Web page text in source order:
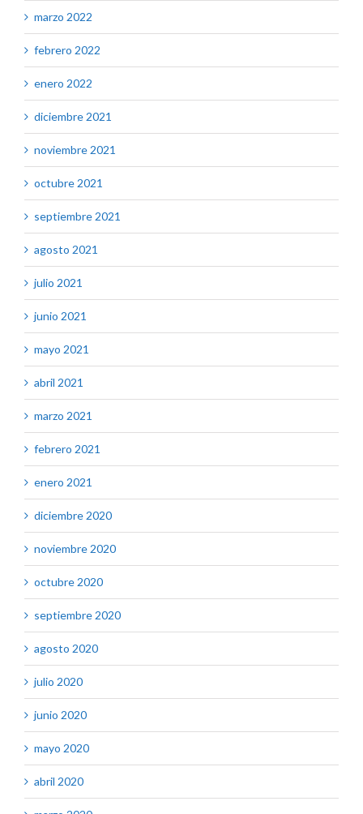
marzo 2022
febrero 2022
enero 2022
diciembre 2021
noviembre 2021
octubre 2021
septiembre 2021
agosto 2021
julio 2021
junio 2021
mayo 2021
abril 2021
marzo 2021
febrero 2021
enero 2021
diciembre 2020
noviembre 2020
octubre 2020
septiembre 2020
agosto 2020
julio 2020
junio 2020
mayo 2020
abril 2020